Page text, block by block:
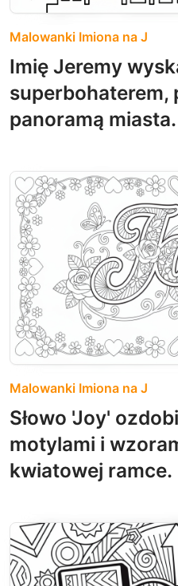
Malowanki Imiona na J
Imię Jeremy
superbohaterem,
panoramą miasta.
Malowanki Imiona na J
Słowo 'Joy'
motylami i
kwiatowej ramce.